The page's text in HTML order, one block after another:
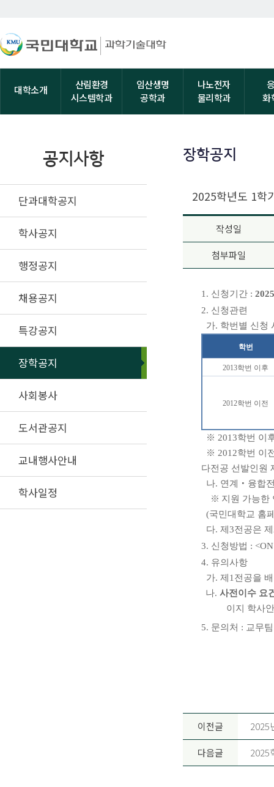
대학소개
산림환경
시스템학과
임산생명
공학과
나노전자
물리학과
화
공지사항
단과대학공지
학사공지
행정공지
채용공지
특강공지
장학공지
사회봉사
도서관공지
교내행사안내
학사일정
장학공지
2025학년도 1학
작성일
첨부파일
1. 신청기간 :
2. 신청관련
가. 학번별 신청
학번
2013학번 이후
2012학번 이전
※ 2013학번 이
※ 2012학번 이
다전공 선발인원
나. 연계 ‧ 융합
※ 지원 가능한
(국민대학교 홈
다. 제 3전공은 제
3. 신청방법 : <ON
4. 유의사항
가. 제 1전공을
나.사전이수 요
이지 학사
5. 문의처 : 교무
이전글 2025
다음글 2025